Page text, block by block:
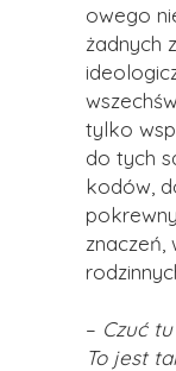
owego
żadnych
tylko
do tych
kodów,
znaczeń,
– Czuć
To jest